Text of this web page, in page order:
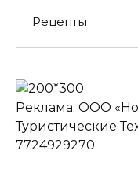
Рецепты
Реклама. ООО
Туристические
7724929270